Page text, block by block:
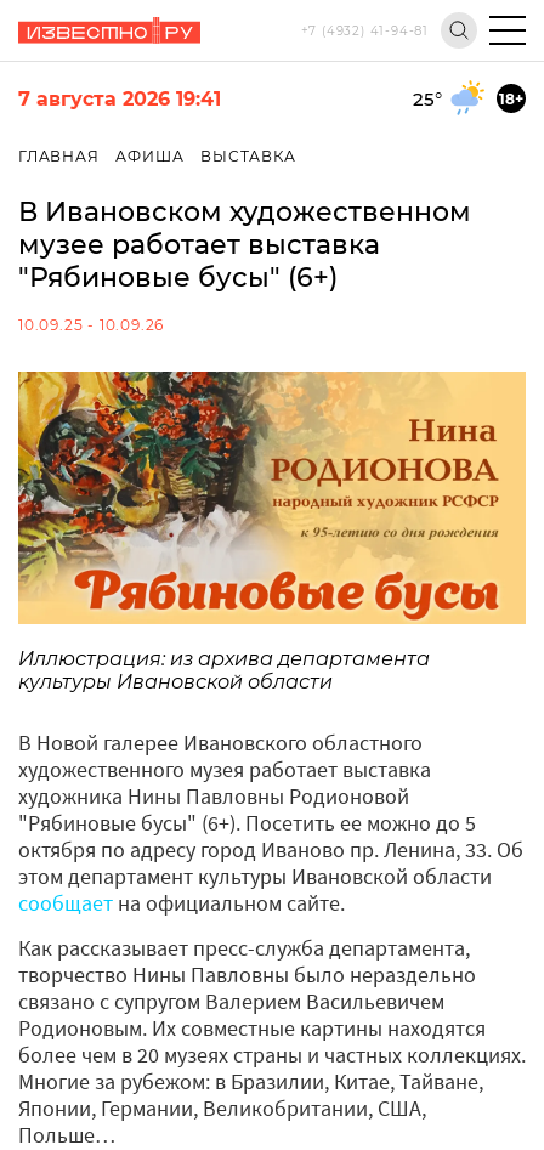
+7 (4932) 41-94-81
7 августа 2026 19:41 25° 18+
ГЛАВНАЯ АФИША ВЫСТАВКА
В Ивановском художественном
музее работает выставка
"Рябиновые бусы" (6+)
10.09.25 - 10.09.26
Иллюстрация: из архива департамента
культуры Ивановской области
В Новой галерее Ивановского областного
художественного музея работает выставка
художника Нины Павловны Родионовой
"Рябиновые бусы" (6+). Посетить ее можно до 5
октября по адресу город Иваново пр. Ленина, 33. Об
этом департамент культуры Ивановской области
сообщает на официальном сайте.
Как рассказывает пресс-служба департамента,
творчество Нины Павловны было нераздельно
связано с супругом Валерием Васильевичем
Родионовым. Их совместные картины находятся
более чем в 20 музеях страны и частных коллекциях.
Многие за рубежом: в Бразилии, Китае, Тайване,
Японии, Германии, Великобритании, США,
Польше…